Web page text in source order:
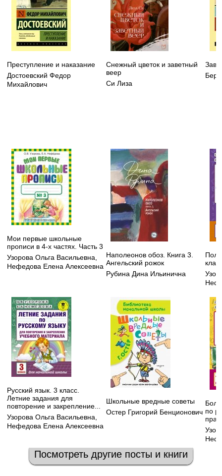
Преступление и наказание
Достоевский Федор
Михайлович
Снежный цветок и заветный
веер
Си Лиза
Мои первые школьные
прописи в 4-х частях. Часть 3
Узорова Ольга Васильевна,
Нефедова Елена Алексеевна
Наполеонов обоз. Книга 3.
Ангельский рожок
Рубина Дина Ильинична
Русский язык. 3 класс.
Летние задания для
повторение и закрепление...
Узорова Ольга Васильевна,
Нефедова Елена Алексеевна
Школьные вредные советы
Остер Григорий Бенционович по
Посмотреть другие посты и книги